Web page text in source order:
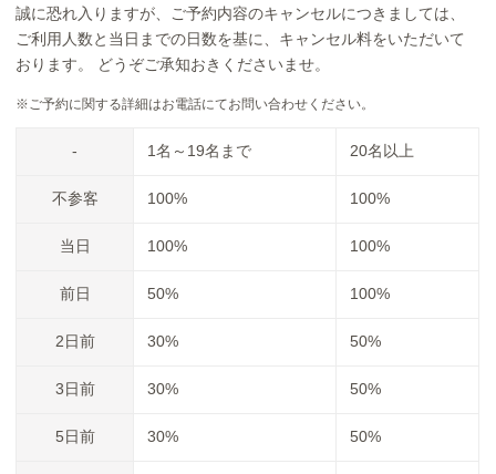
誠に恐れ入りますが、ご予約内容のキャンセルにつきましては、
ご利用人数と当日までの日数を基に、キャンセル料をいただいて
おります。 どうぞご承知おきくださいませ。
※ご予約に関する詳細はお電話にてお問い合わせください。
- 1名～19名まで 20名以上
不参客 100% 100%
当日 100% 100%
前日 50% 100%
2日前 30% 50%
3日前 30% 50%
5日前 30% 50%